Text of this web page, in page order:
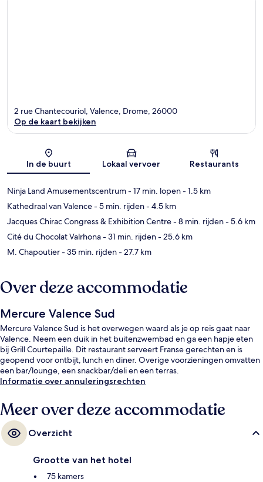
Kaart
2 rue Chantecouriol, Valence, Drome, 26000
Op de kaart bekijken
In de buurt Lokaal vervoer Restaurants
Ninja Land Amusementscentrum- 17 min. lopen- 1.5 km
Kathedraal van Valence- 5 min. rijden- 4.5 km
Jacques Chirac Congress & Exhibition Centre- 8 min. rijden- 5.6 km
Cité du Chocolat Valrhona- 31 min. rijden- 25.6 km
M. Chapoutier- 35 min. rijden- 27.7 km
Over deze accommodatie
Mercure Valence Sud
Mercure Valence Sud is het overwegen waard als je op reis gaat naar
Valence. Neem een duik in het buitenzwembad en ga een hapje eten
bij Grill Courtepaille. Dit restaurant serveert Franse gerechten en is
geopend voor ontbijt, lunch en diner. Overige voorzieningen omvatten
een bar/lounge, een snackbar/deli en een terras.
Informatie over annuleringsrechten
Meer over deze accommodatie
Overzicht
Grootte van het hotel
75 kamers